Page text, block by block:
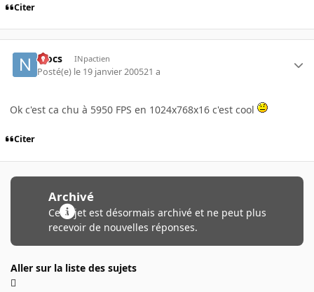
Citer
niocs INpactien
Posté(e) le 19 janvier 200521 a
Ok c'est ca chu à 5950 FPS en 1024x768x16 c'est cool
Citer
Archivé
Ce sujet est désormais archivé et ne peut plus
recevoir de nouvelles réponses.
Aller sur la liste des sujets